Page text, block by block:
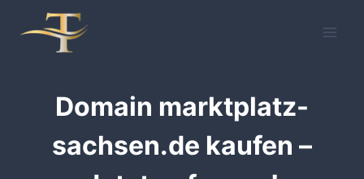
Inhalt
Domain marktplatz-
sachsen.de kaufen –